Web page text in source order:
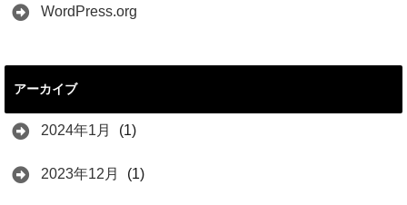
WordPress.org
アーカイブ
2024年1月 (1)
2023年12月 (1)